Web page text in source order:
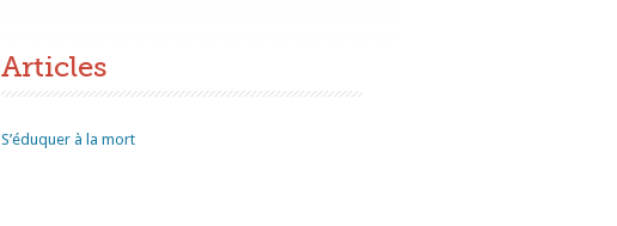
Articles
S’éduquer à la mort